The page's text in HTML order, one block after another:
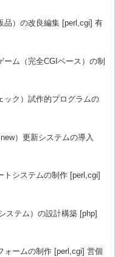
品）の改良編集 [perl,cgi] 有
ーム（完全CGIベース）の制
ック）試作的プログラムの
）更新システムの導入
トシステムの制作 [perl,cgi]
ステム）の設計構築 [php]
ォームの制作 [perl,cgi] 営個